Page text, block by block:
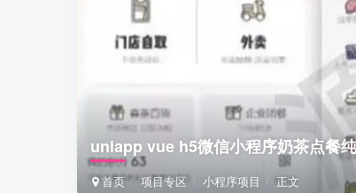
uniapp vue h5微信小程序奶茶点餐
首页 项目专区 小程序项目 正文